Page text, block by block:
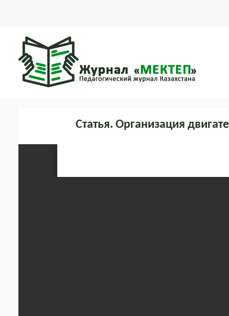
Статья. Организация